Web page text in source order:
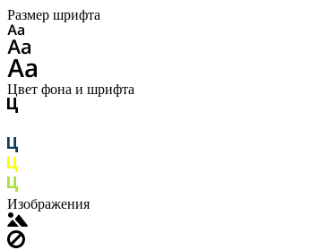
Размер шрифта
Цвет фона и шрифта
Изображения